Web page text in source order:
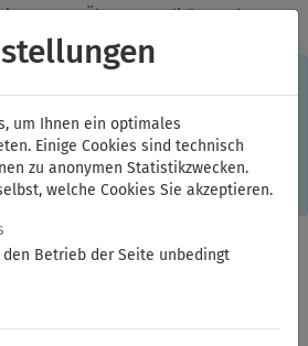
✓Über 20 Qualitätsmarken ✓
Inland ab 150,00 Euro Bruttowarenwert
werden beispielsweise die Session-
auf Ihrem Rechner
ist der Funktionsumfang des
Sind Sie damit nicht
bitte hier.
um Ihnen ein optimales
Einige Cookies sind technisch
zu anonymen Statistikzwecken.
welche Cookies Sie akzeptieren.
Betrieb der Seite unbedingt